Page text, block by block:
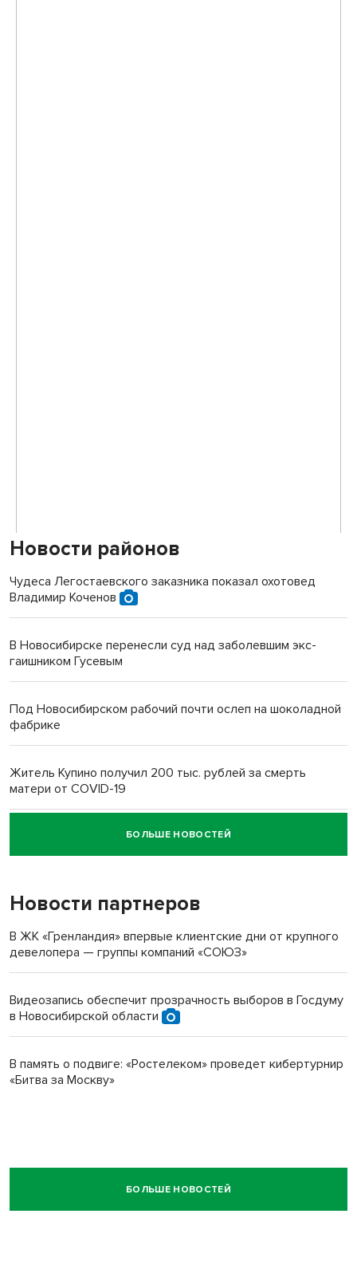
Новости районов
Чудеса Легостаевского заказника показал охотовед
Владимир Коченов
В Новосибирске перенесли суд над заболевшим экс-
гаишником Гусевым
Под Новосибирском рабочий почти ослеп на шоколадной
фабрике
Житель Купино получил 200 тыс. рублей за смерть
матери от COVID-19
Новосибирский суд наказал водителя за смерть
пенсионерки на вокзале
БОЛЬШЕ НОВОСТЕЙ
Новости партнеров
В ЖК «Гренландия» впервые клиентские дни от крупного
девелопера — группы компаний «СОЮЗ»
Видеозапись обеспечит прозрачность выборов в Госдуму
в Новосибирской области
В память о подвиге: «Ростелеком» проведет кибертурнир
«Битва за Москву»
БОЛЬШЕ НОВОСТЕЙ